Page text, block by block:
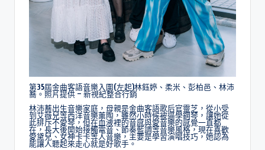
第35屆金曲客語音樂入圍(左起)林鈺婷、柔米、彭柏邑、林沛
蕎。照片提供 – 新視紀整合行銷
林沛蕎出生音樂家庭，母親是金曲客語歌后官靈芝，從小受
到艾薇兒等西洋音樂薰陶，雖然小時候被逼學鋼琴，讓她從
此排斥不愛琴，但在血液裡的音感與愛音樂的感覺一直都
在，長大後開始接觸電音、節奏藍調等音樂風格，現在喜歡
愛黛兒、女神卡卡等人音樂，主要是學習演唱技巧，她認為
能讓人聽起來走心就是好歌手。